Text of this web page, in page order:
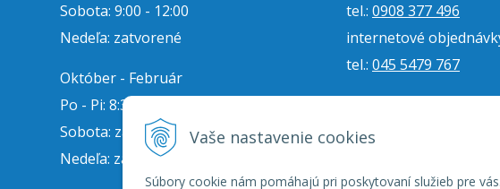
Vaše nastavenie cookies
Súbory cookie nám pomáhajú pri poskytovaní služieb pre vás.
Sobota: 9:00 - 12:00
Nedeľa: zatvorené
Október - Február
Po - Pi: 8:30 - 16:00
Sobota: zatvorené
Nedeľa: zatvorené
tel.: 0908 377 496
internetové
tel.: 045 5479 767
internetové objednávky: